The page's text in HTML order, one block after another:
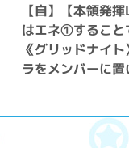
【自】【本領発
はエネ①すること
《グリッドナイ
ラをメンバーに置